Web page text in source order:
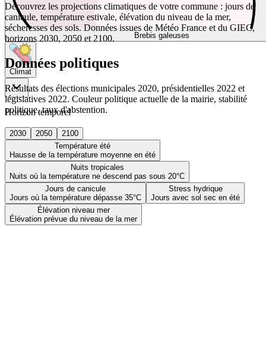
Brebis galeuses
Climat
Horizon temporel
2030 2050
2100
Température été
Hausse de la température moyenne en été
Nuits tropicales
Nuits où la température ne descend pas sous 20°C
Jours de canicule
Jours où la température dépasse 35°C
Stress hydrique
Jours avec sol sec en été
Élévation niveau mer
Élévation prévue du niveau de la mer
Découvrez les projections climatiques de votre commune : jours de
canicule, température estivale, élévation du niveau de la mer,
sécheresses des sols. Données issues de Météo France et du GIEC,
horizons 2030, 2050 et 2100.
Données politiques
Résultats des élections municipales 2020, présidentielles 2022 et
législatives 2022. Couleur politique actuelle de la mairie, stabilité
politique, taux d'abstention.